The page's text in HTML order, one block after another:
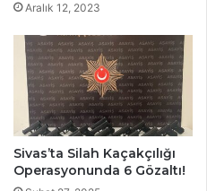
Aralık 12, 2023
Sivas’ta Silah Kaçakçılığı
Operasyonunda 6 Gözaltı!